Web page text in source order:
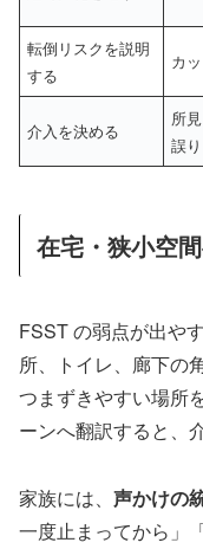
転倒リスクを説明
する
カ
介入を決める
所
誤り
在宅・狭小空
FSST の弱点が出や
所、トイレ、廊下の
つまずきやすい場所
ーンへ翻訳すると、
家族には、 声かけの
一度止まってから」